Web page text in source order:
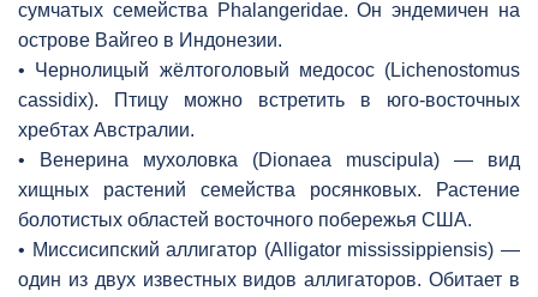
сумчатых семейства Phalangeridae. Он эндемичен на
острове Вайгео в Индонезии.
• Чернолицый жёлтоголовый медосос (Lichenostomus
cassidix). Птицу можно встретить в юго-восточных
хребтах Австралии.
• Венерина мухоловка (Dionaea muscipula) — вид
хищных растений семейства росянковых. Растение
болотистых областей восточного побережья США.
• Миссисипский аллигатор (Alligator mississippiensis) —
один из двух известных видов аллигаторов. Обитает в